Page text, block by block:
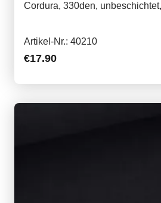
Cordura, 330den,
Artikel-Nr.: 40210
€17.90